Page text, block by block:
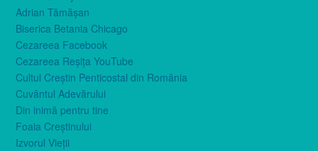
Adrian Tămăşan
Biserica Betania Chicago
Cezareea Facebook
Cezareea Reşiţa YouTube
Cultul Creştin Penticostal din România
Cuvântul Adevărului
Din inimă pentru tine
Foaia Creştinului
Izvorul Vieţii